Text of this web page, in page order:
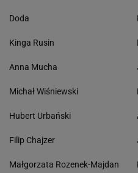
Doda
Kinga Rusin
Anna Mucha
Michał Wiśniewski
Hubert Urbański
Filip Chajzer
Małgorzata Rozenek-Majdan